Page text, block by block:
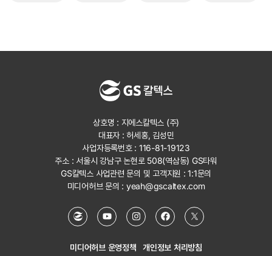
상호명 : 지에스칼텍스 (주)
대표자 : 허세홍, 김성민
사업자등록번호 : 116-81-19123
주소 : 서울시 강남구 논현로 508(역삼동) GS타워
GS칼텍스 사업관련 문의 및 고객지원 :1:1문의
미디어허브 문의 : yeah@gscaltex.com
미디어허브 운영정책 개인정보 처리방침